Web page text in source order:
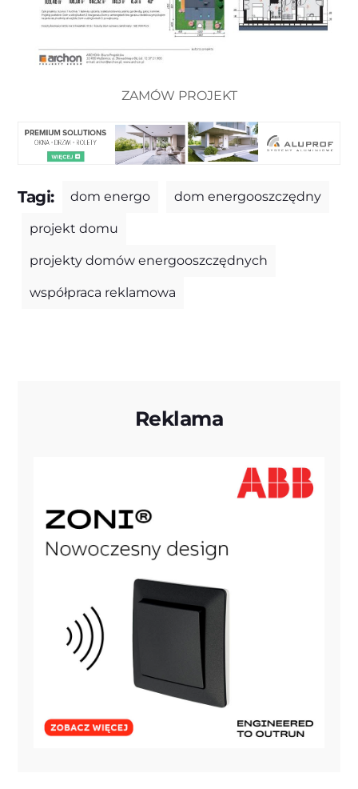
ZAMÓW PROJEKT
Tagi: dom energo dom energooszczędny
projekt domu
projekty domów energooszczędnych
współpraca reklamowa
Reklama